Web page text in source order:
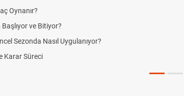
Oynanır?
ve Bitiyor?
Sezonda Nasıl Uygulanıyor?
Karar Süreci